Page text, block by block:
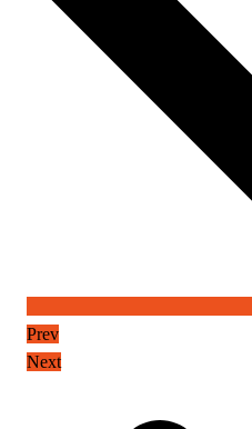
Prev
Next